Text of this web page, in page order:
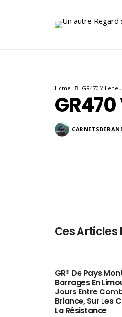
Home GR470
Ces Articles
GR® De Pays
Barrages En
Jours Entre
Briance, Sur Les
La Résistance